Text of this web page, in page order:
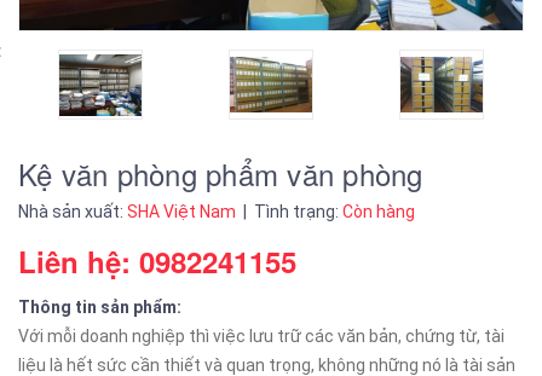
Kệ văn phòng phẩm văn phòng
Nhà sản xuất: SHA Việt Nam | Tình trạng: Còn hàng
Liên hệ: 0982241155
Thông tin sản phẩm:
Với mỗi doanh nghiệp thì việc lưu trữ các văn bản, chứng từ, tài
liệu là hết sức cần thiết và quan trọng, không những nó là tài sản